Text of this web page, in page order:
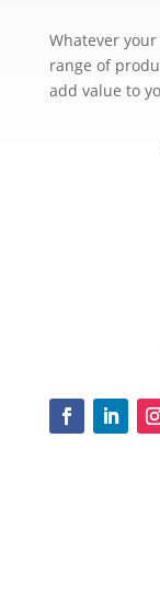
Whatever
range of
add value to